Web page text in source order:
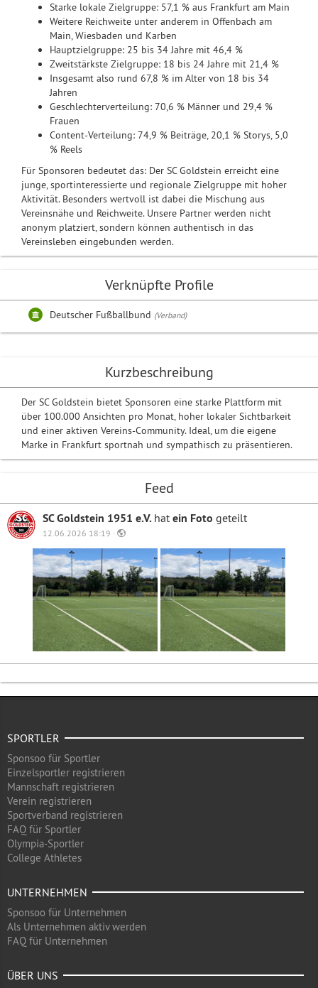
Kurzbeschreibung
Der SC Goldstein bietet Sponsoren eine starke Plattform mit
über 100.000 Ansichten pro Monat, hoher lokaler Sichtbarkeit
und einer aktiven Vereins-Community. Ideal, um die eigene
Marke in Frankfurt sportnah und sympathisch zu präsentieren.
Feed
SC Goldstein 1951 e.V. hat ein Foto geteilt
12.06.2026 18:19 ·
Starke lokale Zielgruppe: 57,1 % aus Frankfurt am Main
Weitere Reichweite unter anderem in Offenbach am
Main, Wiesbaden und Karben
Hauptzielgruppe: 25 bis 34 Jahre mit 46,4 %
Zweitstärkste Zielgruppe: 18 bis 24 Jahre mit 21,4 %
Insgesamt also rund 67,8 % im Alter von 18 bis 34
Jahren
Geschlechterverteilung: 70,6 % Männer und 29,4 %
Frauen
Content-Verteilung: 74,9 % Beiträge, 20,1 % Storys, 5,0
% Reels
Für Sponsoren bedeutet das: Der SC Goldstein erreicht eine
junge, sportinteressierte und regionale Zielgruppe mit hoher
Aktivität. Besonders wertvoll ist dabei die Mischung aus
Vereinsnähe und Reichweite. Unsere Partner werden nicht
anonym platziert, sondern können authentisch in das
Vereinsleben eingebunden werden.
Verknüpfte Profile
Deutscher Fußballbund (Verband)
SPORTLER
Sponsoo für Sportler
Einzelsportler registrieren
Mannschaft registrieren
Verein registrieren
Sportverband registrieren
FAQ für Sportler
Olympia-Sportler
College Athletes
UNTERNEHMEN
Sponsoo für Unternehmen
Als Unternehmen aktiv werden
FAQ für Unternehmen
ÜBER UNS